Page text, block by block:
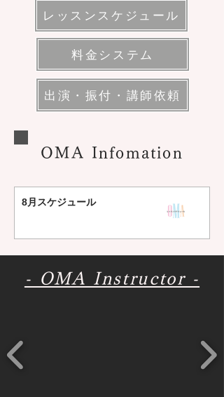
レッスンスケジュール
料金システム
出演・振付・講師依頼
OMA Infomation
8月スケジュール
- OMA Instructor -